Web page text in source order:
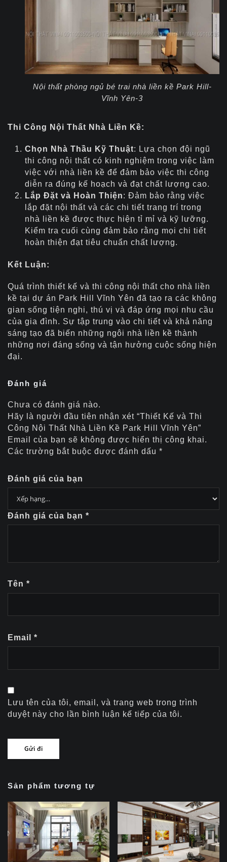
Nội thất phòng ngủ bé trai nhà liền kề Park Hill-
Vĩnh Yên-3
Thi Công Nội Thất Nhà Liền Kề:
Chọn Nhà Thầu Kỹ Thuật: Lựa chọn đội ngũ
thi công nội thất có kinh nghiệm trong việc làm
việc với nhà liền kề để đảm bảo việc thi công
diễn ra đúng kế hoạch và đạt chất lượng cao.
Lắp Đặt và Hoàn Thiện: Đảm bảo rằng việc
lắp đặt nội thất và các chi tiết trang trí trong
nhà liền kề được thực hiện tỉ mỉ và kỹ lưỡng.
Kiểm tra cuối cùng đảm bảo rằng mọi chi tiết
hoàn thiện đạt tiêu chuẩn chất lượng.
Kết Luận:
Quá trình thiết kế và thi công nội thất cho nhà liền
kề tại dự án Park Hill Vĩnh Yên đã tạo ra các không
gian sống tiện nghi, thú vị và đáp ứng mọi nhu cầu
của gia đình. Sự tập trung vào chi tiết và khả năng
sáng tạo đã biến những ngôi nhà liền kề thành
những nơi đáng sống và tận hưởng cuộc sống hiện
đại.
Đánh giá
Chưa có đánh giá nào.
Hãy là người đầu tiên nhận xét “Thiết Kế và Thi
Công Nội Thất Nhà Liền Kề Park Hill Vĩnh Yên”
Email của bạn sẽ không được hiển thị công khai.
Các trường bắt buộc được đánh dấu *
Đánh giá của bạn
Đánh giá của bạn *
Tên *
Email *
Lưu tên của tôi, email, và trang web trong trình
duyệt này cho lần bình luận kế tiếp của tôi.
Sản phẩm tương tự